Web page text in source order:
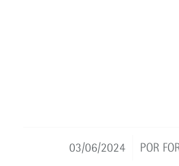
03/06/2024
/ POR